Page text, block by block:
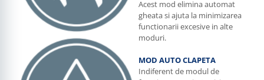
Acest mod elimina automat
gheata si ajuta la minimizarea
functionarii excesive in alte
moduri.
MOD AUTO CLAPETA
Indiferent de modul de